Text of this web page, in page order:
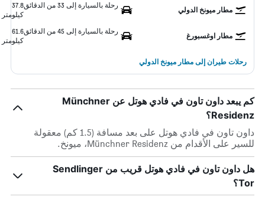
مطار ميونخ الدولي
رحلة بالسيارة إلى 33 من الدقائق
37.8
كيلومتر
مطار اوغسبورغ
رحلة بالسيارة إلى 45 من الدقائق
61.6
كيلومتر
رحلات طيران إلى مطار ميونخ الدولي
كم يبعد داون تاون في فادي هوتل عن Münchner
Residenz؟
داون تاون في فادي هوتل على بعد مسافة (1.5 كم) معقولة
للسير على الأقدام من Münchner Residenz، ميونخ.
هل داون تاون في فادي هوتل قريب من Sendlinger
Tor؟